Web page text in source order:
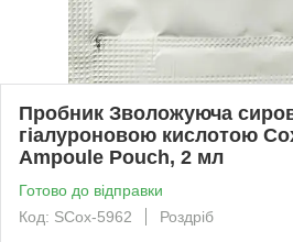
Пробник Зволожуюча
гіалуроновою кислотою
Ampoule Pouch, 2 мл
Готово до відправки
Код: SCox-5962
Роздріб